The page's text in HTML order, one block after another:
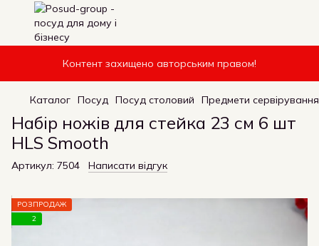
Контент захищено авторським правом!
Каталог Посуд Посуд столовий Предмети сервірування
Набір ножів для стейка 23 см 6 шт
HLS Smooth
Артикул: 7504 Написати відгук
РОЗПРОДАЖ
2